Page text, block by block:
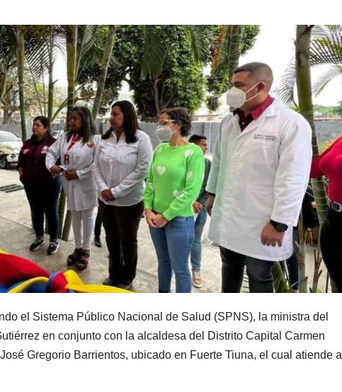
el Sistema Público Nacional de Salud (SPNS), la ministra del
en conjunto con la alcaldesa del Distrito Capital Carmen
Gregorio Barrientos, ubicado en Fuerte Tiuna, el cual atiende a